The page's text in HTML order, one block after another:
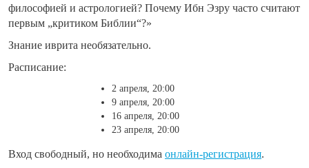
философией и астрологией? Почему Ибн Эзру часто считают
первым „критиком Библии“?»
Знание иврита необязательно.
Расписание:
2 апреля, 20:00
9 апреля, 20:00
16 апреля, 20:00
23 апреля, 20:00
Вход свободный, но необходима онлайн-регистрация.